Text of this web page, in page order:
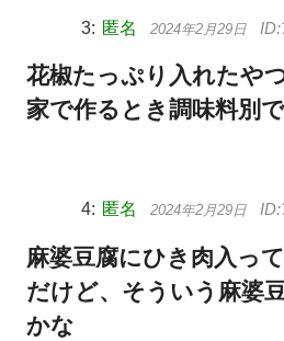
匿名 2024年2月29日
花椒たっぷり入れたや
家で作るとき調味料別
匿名 2024年2月29日
麻婆豆腐にひき肉入っ
だけど、そういう麻婆
かな